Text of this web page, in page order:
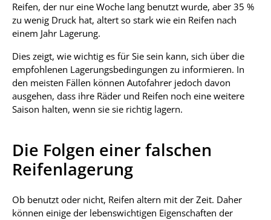
Reifen, der nur eine Woche lang benutzt wurde, aber 35 %
zu wenig Druck hat, altert so stark wie ein Reifen nach
einem Jahr Lagerung.
Dies zeigt, wie wichtig es für Sie sein kann, sich über die
empfohlenen Lagerungsbedingungen zu informieren. In
den meisten Fällen können Autofahrer jedoch davon
ausgehen, dass ihre Räder und Reifen noch eine weitere
Saison halten, wenn sie sie richtig lagern.
Die Folgen einer falschen
Reifenlagerung
Ob benutzt oder nicht, Reifen altern mit der Zeit. Daher
können einige der lebenswichtigen Eigenschaften der